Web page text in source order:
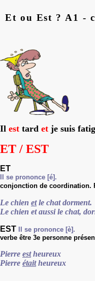
Et ou Est ? A1 -
Il est tard et je suis
ET / EST
ET
Il se prononce [é].
conjonction de coordination.
Le chien etle chat dorment.
Le chien et aussi le chat,
EST
Il se prononce [è].
verbe être 3e personne
Pierre estheureux
Pierre étaitheureux